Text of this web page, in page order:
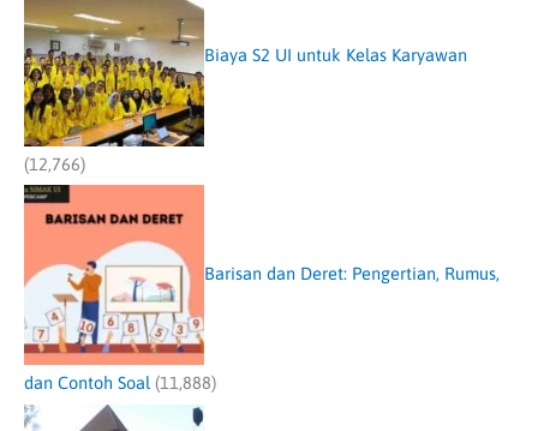
Biaya S2 UI untuk Kelas Karyawan
(12,766)
Barisan dan Deret: Pengertian, Rumus,
dan Contoh Soal (11,888)